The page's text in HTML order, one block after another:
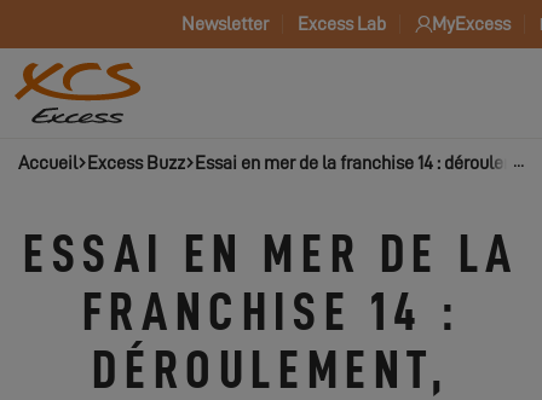
Newsletter Excess Lab MyExcess
Accueil Excess Buzz Essai en mer de la franchise 14 :
ESSAI EN MER DE LA
FRANCHISE 14 :
DÉROULEMENT,